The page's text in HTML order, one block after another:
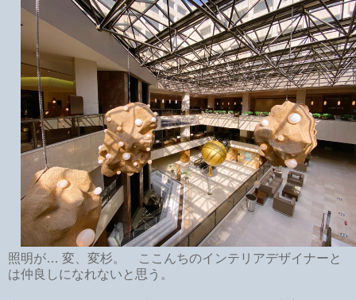
照明が… 変、変杉。 ここんちのインテリアデザイナーと
は仲良しになれないと思う。